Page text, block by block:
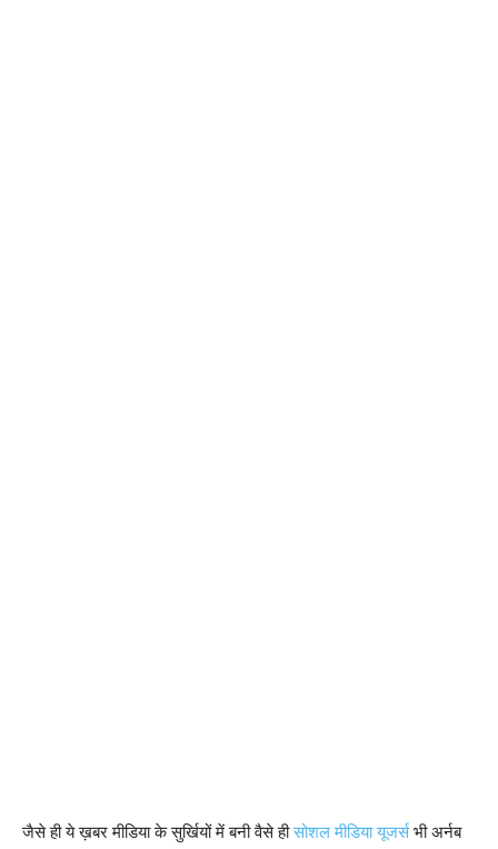
जैसे ही ये ख़बर मीडिया के सुर्खियों में बनी वैसे हीसोशल मीडिया यूजर्सभी अर्नब